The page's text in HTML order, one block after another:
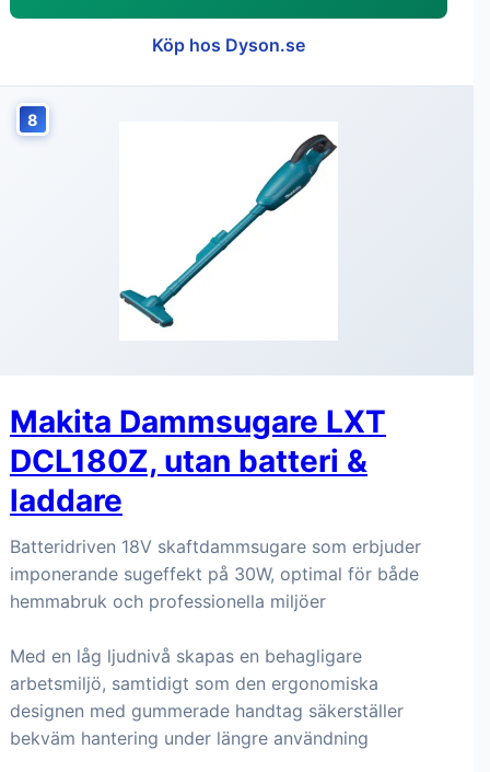
Köp hos Dyson.se
8
Makita Dammsugare LXT
DCL180Z, utan batteri &
laddare
Batteridriven 18V skaftdammsugare som erbjuder
imponerande sugeffekt på 30W, optimal för både
hemmabruk och professionella miljöer
Med en låg ljudnivå skapas en behagligare
arbetsmiljö, samtidigt som den ergonomiska
designen med gummerade handtag säkerställer
bekväm hantering under längre användning